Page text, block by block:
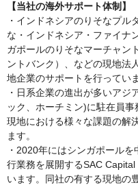
【当社の海外サポート体制】
・インドネシアのりそなプ
な・インドネシア・ファイナ
ガポールのりそなマーチャン
ントバンク）、などの現地法
地企業のサポートを行っていま
・日系企業の進出が多いアジ
ック、ホーチミン)に駐在員
現地における様々な課題の解
ます。
・2020年にはシンガポール
行業務を展開するSAC
います。同社の有する現地の